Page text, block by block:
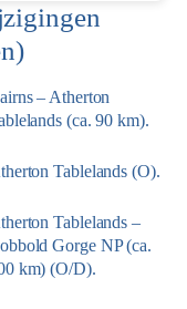
– Atherton
(ca. 90 km).
Tablelands (O).
Tablelands –
Gorge NP (ca.
km) (O/D).